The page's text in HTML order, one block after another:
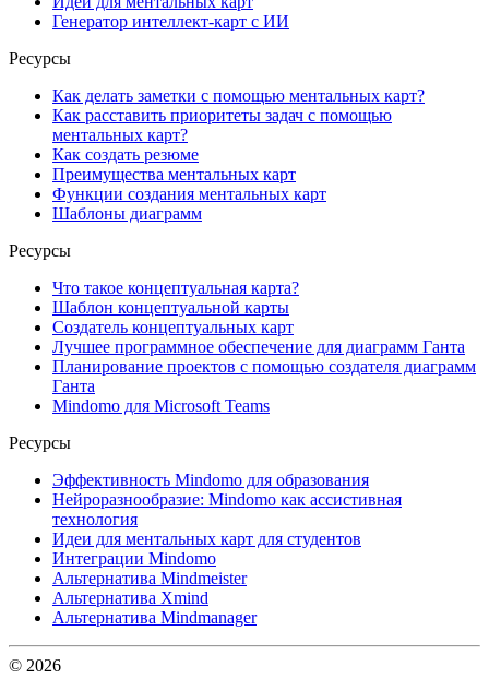
Генератор интеллект-карт с ИИ
Ресурсы
Как делать заметки с помощью ментальных карт?
Как расставить приоритеты задач с помощью
ментальных карт?
Как создать резюме
Преимущества ментальных карт
Функции создания ментальных карт
Шаблоны диаграмм
Ресурсы
Что такое концептуальная карта?
Шаблон концептуальной карты
Создатель концептуальных карт
Лучшее программное обеспечение для диаграмм Ганта
Планирование проектов с помощью создателя диаграмм
Ганта
Mindomo для Microsoft Teams
Ресурсы
Эффективность Mindomo для образования
Нейроразнообразие: Mindomo как ассистивная
технология
Идеи для ментальных карт для студентов
Интеграции Mindomo
Альтернатива Mindmeister
Альтернатива Xmind
Альтернатива Mindmanager
© 2026